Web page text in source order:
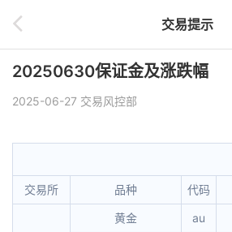
交易提示
20250630保证金及涨跌幅
2025-06-27 交易风控部
交易所 品种 代码
黄金 au